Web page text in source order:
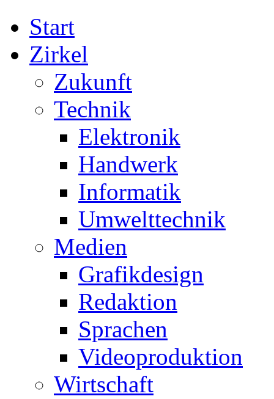
Start
Zirkel
Zukunft
Technik
Elektronik
Handwerk
Informatik
Umwelttechnik
Medien
Grafikdesign
Redaktion
Sprachen
Videoproduktion
Wirtschaft